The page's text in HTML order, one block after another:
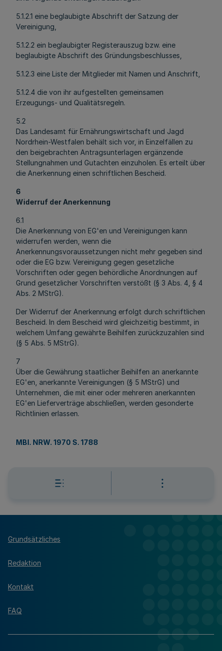
5.1.2.1 eine beglaubigte Abschrift der Satzung der
Vereinigung,
5.1.2.2 ein beglaubigter Registerauszug bzw. eine
beglaubigte Abschrift des Gründungsbeschlusses,
5.1.2.3 eine Liste der Mitglieder mit Namen und Anschrift,
5.1.2.4 die von ihr aufgestellten gemeinsamen
Erzeugungs- und Qualitätsregeln.
5.2
Das Landesamt für Ernährungswirtschaft und Jagd
Nordrhein-Westfalen behält sich vor, in Einzelfällen zu
den beigebrachten Antragsunterlagen ergänzende
Stellungnahmen und Gutachten einzuholen. Es erteilt über
die Anerkennung einen schriftlichen Bescheid.
6
Widerruf der Anerkennung
6.1
Die Anerkennung von EG'en und Vereinigungen kann
widerrufen werden, wenn die
Anerkennungsvoraussetzungen nicht mehr gegeben sind
oder die EG bzw. Vereinigung gegen gesetzliche
Vorschriften oder gegen behördliche Anordnungen auf
Grund gesetzlicher Vorschriften verstößt (§ 3 Abs. 4, § 4
Abs. 2 MStrG).
Der Widerruf der Anerkennung erfolgt durch schriftlichen
Bescheid. In dem Bescheid wird gleichzeitig bestimmt, in
welchem Umfang gewährte Beihilfen zurückzuzahlen sind
(§ 5 Abs. 5 MStrG).
7
Über die Gewährung staatlicher Beihilfen an anerkannte
EG'en, anerkannte Vereinigungen (§ 5 MStrG) und
Unternehmen, die mit einer oder mehreren anerkannten
EG'en Lieferverträge abschließen, werden gesonderte
Richtlinien erlassen.
MBl. NRW. 1970 S. 1788
Grundsätzliches
Redaktion
Kontakt
FAQ